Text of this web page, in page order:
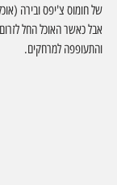
של חומוס צ'יפס ובירה
אבל כאשר האוכל החל
והתעופפה למרחקים.